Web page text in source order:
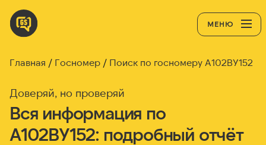
МЕНЮ
Главная Госномер Поиск по госномеру А102ВУ152
Доверяй, но проверяй
Вся информация по
А102ВУ152: подробный отчёт